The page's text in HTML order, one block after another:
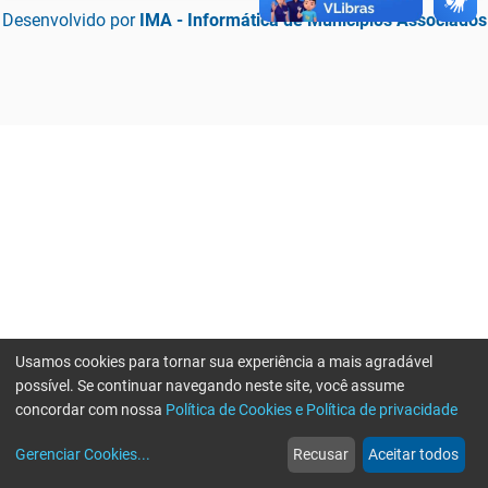
Desenvolvido por IMA - Informática de Municípios Associados
web
Notícias
more_horiz
Mais
Usamos cookies para tornar sua experiência a mais agradável
possível. Se continuar navegando neste site, você assume
concordar com nossa Política de Cookies e Política de privacidade
Gerenciar Cookies... Recusar Aceitar todos
Erro ao enviar informações, por favor tente novamente